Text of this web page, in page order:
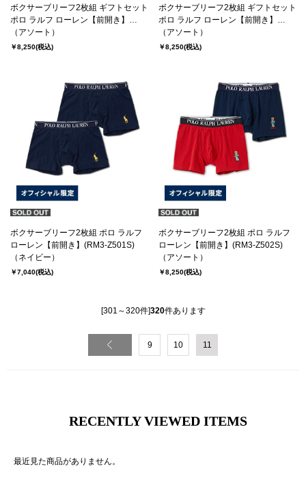
ボクサーブリーフ2枚組 ギフトセット
ポロ ラルフ ローレン【前開き】
(RM3-Z503S)
（アソート）
￥8,250(税込)
ボクサーブリーフ2枚組 ギフトセット
ポロ ラルフ ローレン【前開き】
(RM3-Z504S)
（アソート）
￥8,250(税込)
ボクサーブリーフ2枚組 ポロ ラルフ
ローレン【前開き】(RM3-Z501S)
（ネイビー）
￥7,040(税込)
ボクサーブリーフ2枚組 ポロ ラルフ
ローレン【前開き】(RM3-Z502S)
（アソート）
￥8,250(税込)
[301～320件]320件あります
9 10 11
RECENTLY VIEWED ITEMS
最近見た商品がありません。